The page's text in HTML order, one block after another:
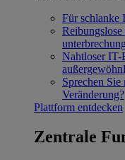
Für schlanke
Nahtloser IT-
Sprechen Sie
Veränderung?
Plattform entdecken
Zentrale